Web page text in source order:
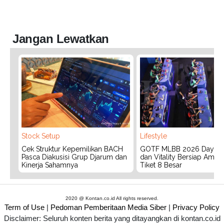
Jangan Lewatkan
Stock Setup
Cek Struktur Kepemilikan BACH
Pasca Diakusisi Grup Djarum dan
Kinerja Sahamnya
Lifestyle
GOTF MLBB 2026 Day 2:
dan Vitality Bersiap
Tiket 8 Besar
2020 @ Kontan.co.id All rights reserved.
Term of Use | Pedoman Pemberitaan Media Siber | Privacy Policy
Disclaimer: Seluruh konten berita yang ditayangkan di kontan.co.id